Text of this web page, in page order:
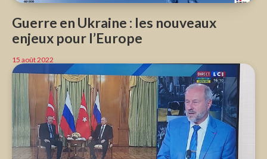
Guerre en Ukraine : les nouveaux
enjeux pour l’Europe
15 août 2022